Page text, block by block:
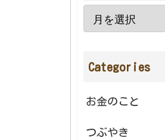
Categories
お金のこと
つぶやき